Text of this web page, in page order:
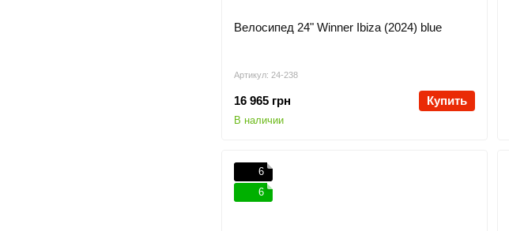
Артикул: 24-238
Велосипед 24" Winner Ibiza (2024) blue
16 965 грн Купить
В наличии
6
6